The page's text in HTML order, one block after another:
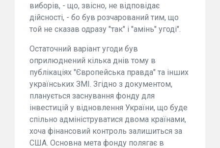
виборів, - що, звісно, не відповідає
дійсності, - бо був розчарований тим, що
той не сказав одразу "так" і "амінь" угоді".
Остаточний варіант угоди був
оприлюднений кілька днів тому в
публікаціях "Європейська правда" та інших
українських ЗМІ. Згідно з документом,
планується заснування фонду для
інвестицій у відновлення України, що буде
спільно адмініструватися двома країнами,
хоча фінансовий контроль залишиться за
США. Основна мета фонду полягає в